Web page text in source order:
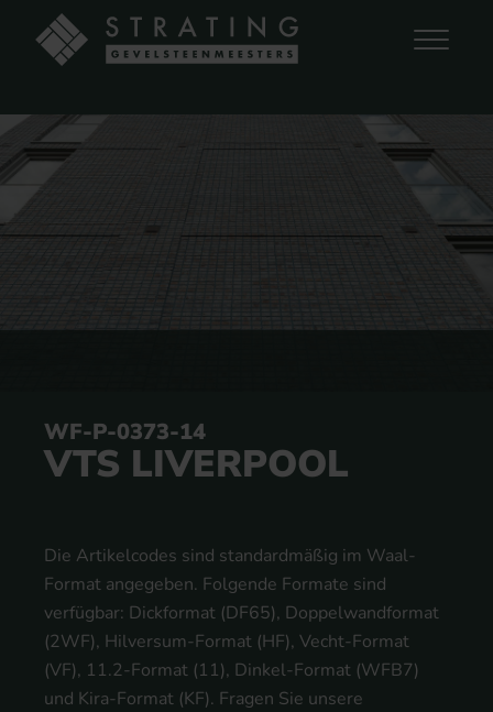
WF-P-0373-14
VTS LIVERPOOL
Die Artikelcodes sind standardmäßig im Waal-
Format angegeben. Folgende Formate sind
verfügbar: Dickformat (DF65), Doppelwandformat
(2WF), Hilversum-Format (HF), Vecht-Format
(VF), 11.2-Format (11), Dinkel-Format (WFB7)
und Kira-Format (KF). Fragen Sie unsere